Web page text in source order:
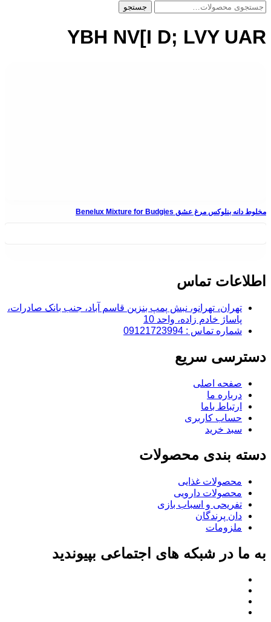
جستجو
جستجو
YBH NV[I D; LVY UAR
مخلوط دانه بنلوکس مرغ عشق Benelux Mixture for Budgies
اطلاعات تماس
تهران، تهرانو، نبش پمپ بنزین قاسم آباد، جنب بانک صادرات،
پاساژ خادم زاده، واحد 10
شماره تماس : 09121723994
دسترسی سریع
صفحه اصلی
درباره ما
ارتباط باما
حساب کاربری
سبد خرید
دسته بندی محصولات
محصولات غذایی
محصولات دارویی
تفریحی و اسباب بازی
دان پرندگان
ملزومات
به ما در شبکه های اجتماعی بپیوندید